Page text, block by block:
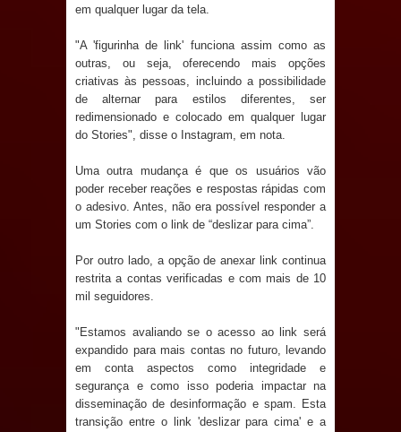
Prefeitura de Sapé promove
campanha Julho Neon com ações de
conscientização sobre saúde bucal
Caldas Brandão: gestão municipal
antecipa pagamento do mês de julho
Saúde Bucal: Mais de 470 próteses
dentárias já foram entregues pela
Prefeitura de Sapé em 2026
em qualquer lugar da tela.
"A 'figurinha de link' funciona assim como as
outras, ou seja, oferecendo mais opções
criativas às pessoas, incluindo a possibilidade
de alternar para estilos diferentes, ser
redimensionado e colocado em qualquer lugar
do Stories", disse o Instagram, em nota.
Uma outra mudança é que os usuários vão
poder receber reações e respostas rápidas com
o adesivo. Antes, não era possível responder a
um Stories com o link de “deslizar para cima”.
Por outro lado, a opção de anexar link continua
restrita a contas verificadas e com mais de 10
mil seguidores.
"Estamos avaliando se o acesso ao link será
expandido para mais contas no futuro, levando
em conta aspectos como integridade e
segurança e como isso poderia impactar na
disseminação de desinformação e spam. Esta
transição entre o link 'deslizar para cima' e a